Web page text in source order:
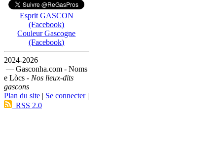
Esprit GASCON
(Facebook)
Couleur Gascogne
(Facebook)
2024-2026
— Gasconha.com - Noms
e Lòcs - Nos lieux-dits
gascons
Plan du site | Se connecter|
RSS 2.0